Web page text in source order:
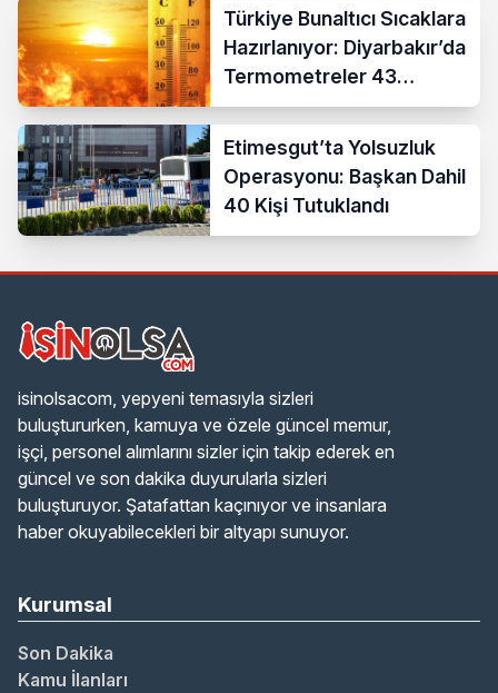
Türkiye Bunaltıcı Sıcaklara
Hazırlanıyor: Diyarbakır’da
Termometreler 43
Dereceyi Gösterecek
Etimesgut’ta Yolsuzluk
Operasyonu: Başkan Dahil
40 Kişi Tutuklandı
isinolsacom, yepyeni temasıyla sizleri
buluştururken, kamuya ve özele güncel memur,
işçi, personel alımlarını sizler için takip ederek en
güncel ve son dakika duyurularla sizleri
buluşturuyor. Şatafattan kaçınıyor ve insanlara
haber okuyabilecekleri bir altyapı sunuyor.
Kurumsal
Son Dakika
Kamu İlanları